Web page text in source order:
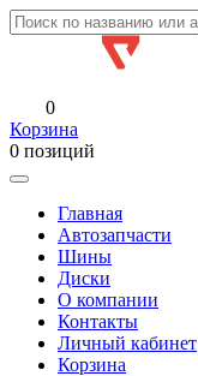
0
Корзина
0 позиций
Главная
Автозапчасти
Шины
Диски
О компании
Контакты
Личный кабинет
Корзина